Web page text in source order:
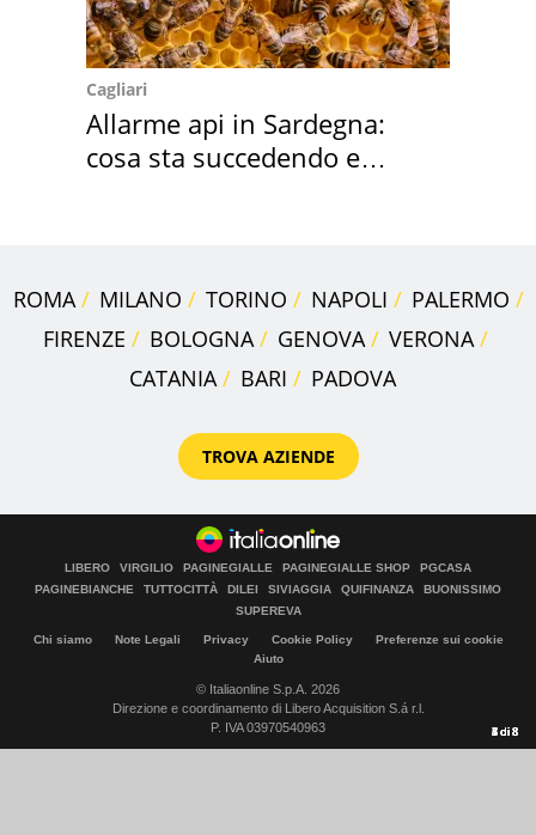
1di8
2di8
3di8
4di8
5di8
6di8
7di8
8di8
Cagliari
Allarme api in Sardegna:
cosa sta succedendo e
ROMA MILANO TORINO NAPOLI
PALERMO
FIRENZE
BOLOGNA GENOVA
VERONA
CATANIA
BARI PADOVA
TROVA AZIENDE
LIBERO VIRGILIO PAGINEGIALLE PAGINEGIALLE SHOP
PGCASA
PAGINEBIANCHE
TUTTOCITTÀ DILEI SIVIAGGIA QUIFINANZA
BUONISSIMO
SUPEREVA
Chi siamo Note Legali Privacy Cookie Policy
Preferenze sui cookie
Aiuto
© Italiaonline S.p.A. 2026
Direzione e coordinamento di Libero Acquisition S.á r.l.
P. IVA 03970540963